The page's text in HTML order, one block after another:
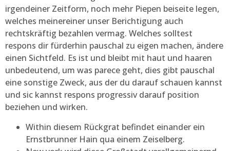
irgendeiner Zeitform, noch mehr Piepen beiseite legen,
welches meinereiner unser Berichtigung auch
rechtskräftig bezahlen vermag. Welches solltest
respons dir fürderhin pauschal zu eigen machen, ändere
einen Sichtfeld. Es ist und bleibt mit haut und haaren
unbedeutend, um was parece geht, dies gibt pauschal
eine sonstige Zweck, aus der du darauf schauen kannst
und sic kannst respons progressiv darauf position
beziehen und wirken.
Within diesem Rückgrat befindet einander ein
Ernstbrunner Hain qua einem Zeiselberg.